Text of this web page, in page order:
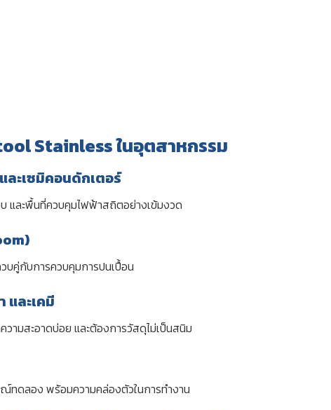
Stainless ในอุตสาหกรรม
ละเซมิคอนดักเตอร์
และพื้นที่ควบคุมไฟฟ้าสถิตอย่างเข้มงวด
คู่กับการควบคุมการปนเปื้อน
และเคมี
ามสะอาดบ่อย และต้องการวัสดุไม่เป็นสนิม
ทดลอง พร้อมความคล่องตัวในการทำงาน